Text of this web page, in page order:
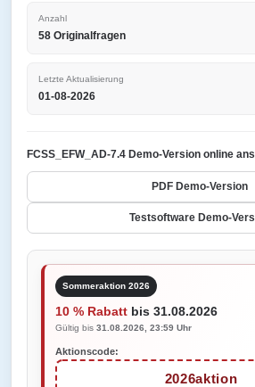
Anzahl
58 Originalfragen
Letzte Aktualisierung
01-08-2026
FCSS_EFW_AD-7.4 Demo-Version online
PDF Demo-Version
Testsoftware Demo-
Sommeraktion 2026
10 % Rabatt bis 31.08.2026
Gültig bis 31.08.2026, 23:59 Uhr
Aktionscode:
2026aktion